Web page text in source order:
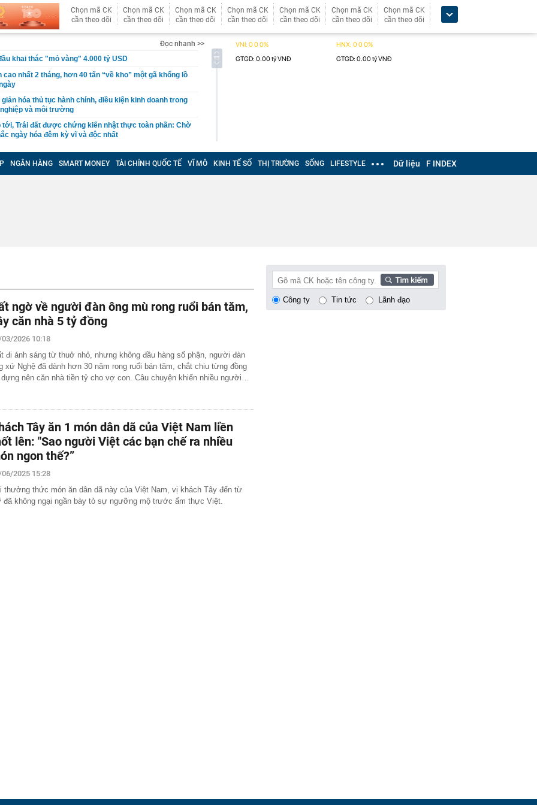
Chọn mã CK
cần theo dõi
Chọn mã CK
cần theo dõi
Chọn mã CK
cần theo dõi
Chọn mã CK
cần theo dõi
Chọn mã CK
cần theo dõi
Chọn mã CK
cần theo dõi
Chọn mã CK
cần theo dõi
Đọc nhanh >>
khai thác "mỏ vàng" 4.000 tỷ USD
cao nhất 2 tháng, hơn 40 tấn “về kho” một gã khổng lồ
hóa thủ tục hành chính, điều kiện kinh doanh trong
và môi trường
tới, Trái đất được chứng kiến nhật thực toàn phần: Chờ
ngày hóa đêm kỳ vĩ và độc nhất
cáo, gia đình chi hơn 100 triệu đồng mua khóa học
nữ sinh nhận kết quả trượt sau 1 năm ôn thi
Mẫu xe Nhật đi được 2.000 km không cần tiếp nhiên
và VET hợp tác mở rộng kết nối logistics xuyên biên
coi là thước đo sức khỏe kinh tế toàn cầu tăng cao
lịch sử: Chuyện gì đang diễn ra?
tháng, cho con học trường công vẫn không đủ sống
chi tiết con số mới thấy điều gây tranh cãi
cứu 5 lần, 7 lượt, lúc thì nói sinh con mùa Xuân
lại nói mùa Đông, mùa Thu: Rốt cuộc là mùa nào?
xuất hiện nước màu vàng sau khi mở nắp?
6 chị em góp tiền xây cho bố mẹ: Chi phí 1,08 tỷ đồng,
tất cả ngỡ ngàng
rắn bò vào nhà, lời khuyên cho tất cả mọi người lưu ý
thêm khu công nghiệp hơn 2.100 tỷ đồng tại tỉnh “thủ
nước ta, nơi Vingroup, Sun Group, T&T cùng hiện
cũ vừa bị Apple "khai tử"
tiện vi phạm trong danh sách sau nhanh chóng nộp
Nghị định 168
hay NDT, một đồng tiền khác vừa được 'vũ khí hoá'
NGÂN HÀNG SMART MONEY TÀI CHÍNH QUỐC TẾ VĨ MÔ KINH TẾ SỐ THỊ TRƯỜNG SỐNG LIFESTYLE Dữ liệu F INDEX
ngờ về người đàn ông mù rong ruổi bán tăm,
căn nhà 5 tỷ đồng
2026 10:18
đi ánh sáng từ thuở nhỏ, nhưng không đầu hàng số phận, người đàn
xứ Nghệ đã dành hơn 30 năm rong ruổi bán tăm, chắt chiu từng đồng
dựng nên căn nhà tiền tỷ cho vợ con. Câu chuyện khiến nhiều người…
Tây ăn 1 món dân dã của Việt Nam liền
lên: "Sao người Việt các bạn chế ra nhiều
ngon thế?”
2025 15:28
thưởng thức món ăn dân dã này của Việt Nam, vị khách Tây đến từ
đã không ngại ngần bày tỏ sự ngưỡng mộ trước ẩm thực Việt.
Công ty Tin tức Lãnh đạo